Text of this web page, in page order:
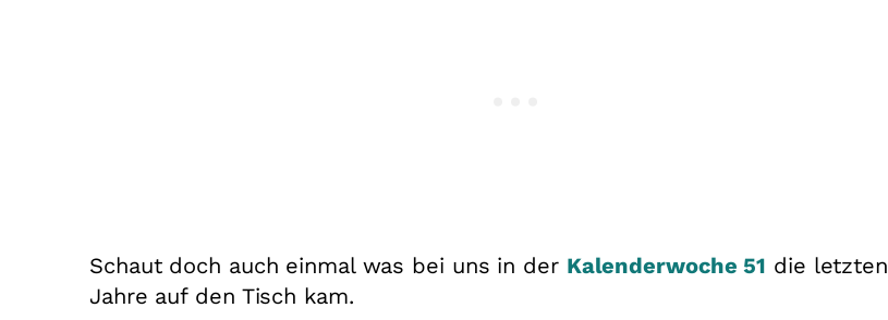
Schaut doch auch einmal was bei uns in der Kalenderwoche 51 die letzten
Jahre auf den Tisch kam.